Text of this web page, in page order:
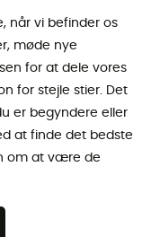
når vi befinder os
møde nye
for at dele vores
for stejle stier. Det
er begyndere eller
at finde det bedste
om at være de